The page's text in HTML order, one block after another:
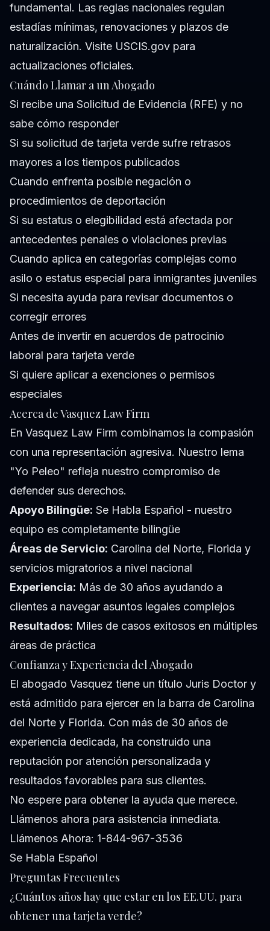
fundamental. Las reglas nacionales regulan
estadías mínimas, renovaciones y plazos de
naturalización. Visite USCIS.gov para
actualizaciones oficiales.
Cuándo Llamar a un Abogado
Si recibe una Solicitud de Evidencia (RFE) y no
sabe cómo responder
Si su solicitud de tarjeta verde sufre retrasos
mayores a los tiempos publicados
Cuando enfrenta posible negación o
procedimientos de deportación
Si su estatus o elegibilidad está afectada por
antecedentes penales o violaciones previas
Cuando aplica en categorías complejas como
asilo o estatus especial para inmigrantes juveniles
Si necesita ayuda para revisar documentos o
corregir errores
Antes de invertir en acuerdos de patrocinio
laboral para tarjeta verde
Si quiere aplicar a exenciones o permisos
especiales
Acerca de Vasquez Law Firm
En Vasquez Law Firm combinamos la compasión
con una representación agresiva. Nuestro lema
"Yo Peleo" refleja nuestro compromiso de
defender sus derechos.
Apoyo Bilingüe: Se Habla Español - nuestro
equipo es completamente bilingüe
Áreas de Servicio: Carolina del Norte, Florida y
servicios migratorios a nivel nacional
Experiencia: Más de 30 años ayudando a
clientes a navegar asuntos legales complejos
Resultados: Miles de casos exitosos en múltiples
áreas de práctica
Confianza y Experiencia del Abogado
El abogado Vasquez tiene un título Juris Doctor y
está admitido para ejercer en la barra de Carolina
del Norte y Florida. Con más de 30 años de
experiencia dedicada, ha construido una
reputación por atención personalizada y
resultados favorables para sus clientes.
No espere para obtener la ayuda que merece.
Llámenos ahora para asistencia inmediata.
Llámenos Ahora: 1-844-967-3536
Se Habla Español
Preguntas Frecuentes
¿Cuántos años hay que estar en los EE.UU. para
obtener una tarjeta verde?